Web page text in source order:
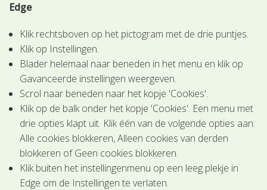
Edge
Klik rechtsboven op het pictogram met de drie puntjes.
Klik op Instellingen.
Blader helemaal naar beneden in het menu en klik op
Gavanceerde instellingen weergeven.
Scrol naar beneden naar het kopje 'Cookies'.
Klik op de balk onder het kopje 'Cookies'. Een menu met
drie opties klapt uit. Klik één van de volgende opties aan:
Alle cookies blokkeren, Alleen cookies van derden
blokkeren of Geen cookies blokkeren.
Klik buiten het instellingenmenu op een leeg plekje in
Edge om de Instellingen te verlaten.